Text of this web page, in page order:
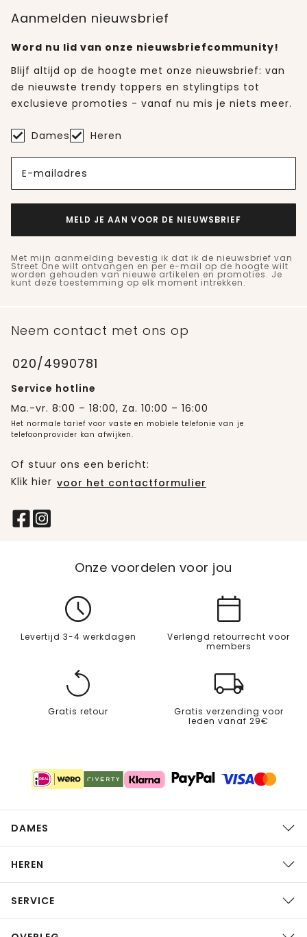
Aanmelden nieuwsbrief
Word nu lid van onze nieuwsbriefcommunity!
Blijf altijd op de hoogte met onze nieuwsbrief: van
de nieuwste trendy toppers en stylingtips tot
exclusieve promoties - vanaf nu mis je niets meer.
Dames Heren
E-mailadres
MELD JE AAN VOOR DE NIEUWSBRIEF
Met mijn aanmelding bevestig ik dat ik de nieuwsbrief van
Street One wilt ontvangen en per e-mail op de hoogte wilt
worden gehouden van nieuwe artikelen en promoties. Je
kunt deze toestemming op elk moment intrekken.
Neem contact met ons op
020/4990781
Service hotline
Ma.-vr. 8:00 – 18:00, Za. 10:00 – 16:00
Het normale tarief voor vaste en mobiele telefonie van je
telefoonprovider kan afwijken.
Of stuur ons een bericht:
Klik hier voor het contactformulier
Onze voordelen voor jou
Levertijd 3-4 werkdagen
Verlengd retourrecht voor
members
Gratis retour
Gratis verzending voor
leden vanaf 29€
DAMES
HEREN
SERVICE